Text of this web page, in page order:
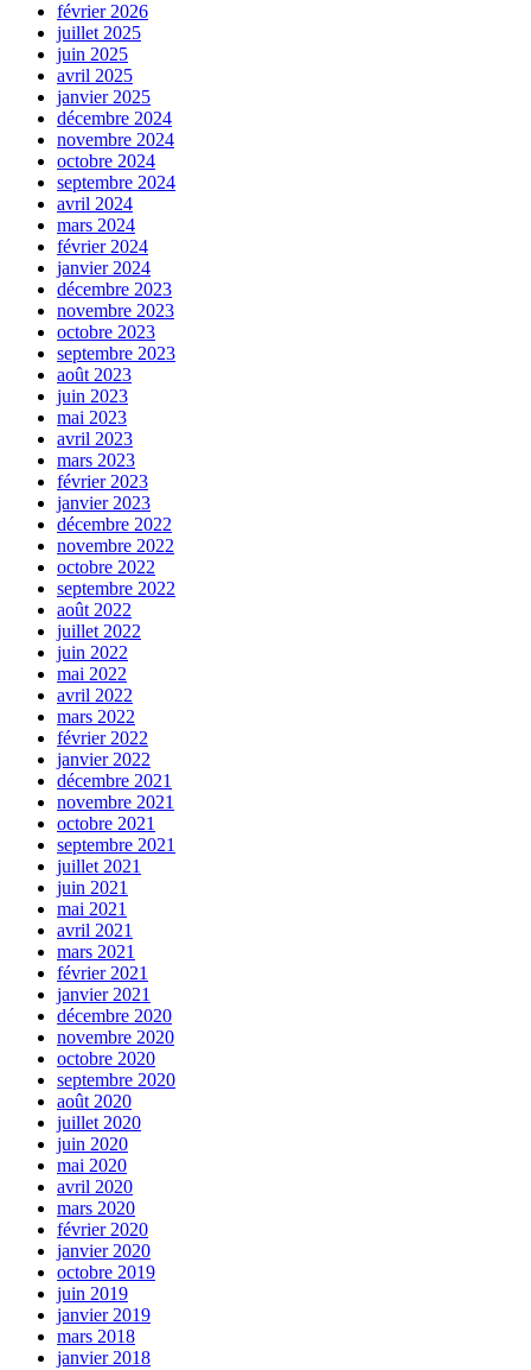
février 2026
juillet 2025
juin 2025
avril 2025
janvier 2025
décembre 2024
novembre 2024
octobre 2024
septembre 2024
avril 2024
mars 2024
février 2024
janvier 2024
décembre 2023
novembre 2023
octobre 2023
septembre 2023
août 2023
juin 2023
mai 2023
avril 2023
mars 2023
février 2023
janvier 2023
décembre 2022
novembre 2022
octobre 2022
septembre 2022
août 2022
juillet 2022
juin 2022
mai 2022
avril 2022
mars 2022
février 2022
janvier 2022
décembre 2021
novembre 2021
octobre 2021
septembre 2021
juillet 2021
juin 2021
mai 2021
avril 2021
mars 2021
février 2021
janvier 2021
décembre 2020
novembre 2020
octobre 2020
septembre 2020
août 2020
juillet 2020
juin 2020
mai 2020
avril 2020
mars 2020
février 2020
janvier 2020
octobre 2019
juin 2019
janvier 2019
mars 2018
janvier 2018